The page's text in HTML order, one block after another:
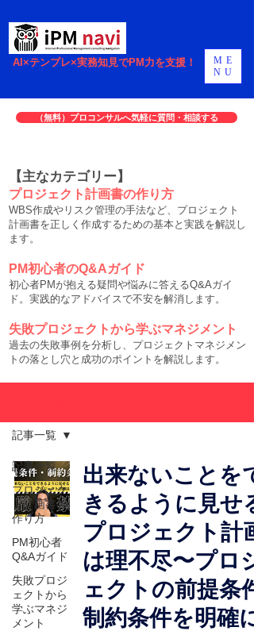
AI×テンプレ×実務知見でPM力を支援！
ME
NU
（無料）プロコンサルへ気軽に質問・相談する
【主なカテゴリー】
プロジェクト計画書の作り方
WBS作成やリスク管理の手法など、プロジェクト
計画書を正しく作成するための基本と実践を解説し
ます。
PM初心者のQ&Aガイド
初心者PMが抱える疑問や悩みに答えるQ&Aガイ
ド。実践的なアドバイスで不安を解消します。
失敗プロジェクトから学ぶマネジメント
過去の失敗事例を分析し、プロジェクトマネジメン
トの落とし穴と成功のポイントを解説します。
記事一覧
プロジェク
ト計画書の
作り方
PM初心者
Q&Aガイド
失敗プロジ
ェクトから
学ぶマネジ
メント
記事一覧
出来ないことをで
きるように見せる
プロジェクト計画
は理不尽〜プロジ
ェクトの前提条件
制約条件を明確に